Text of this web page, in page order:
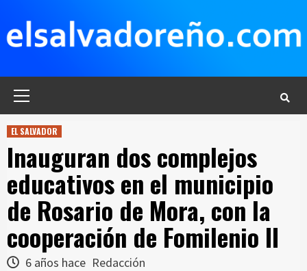
contenido
EL SALVADOR
Inauguran dos complejos
educativos en el municipio
de Rosario de Mora, con la
cooperación de Fomilenio II
6 años hace Redacción